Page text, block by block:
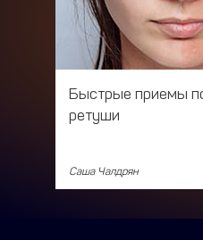
Быстрые приемы
ретуши
Саша Чалдрян